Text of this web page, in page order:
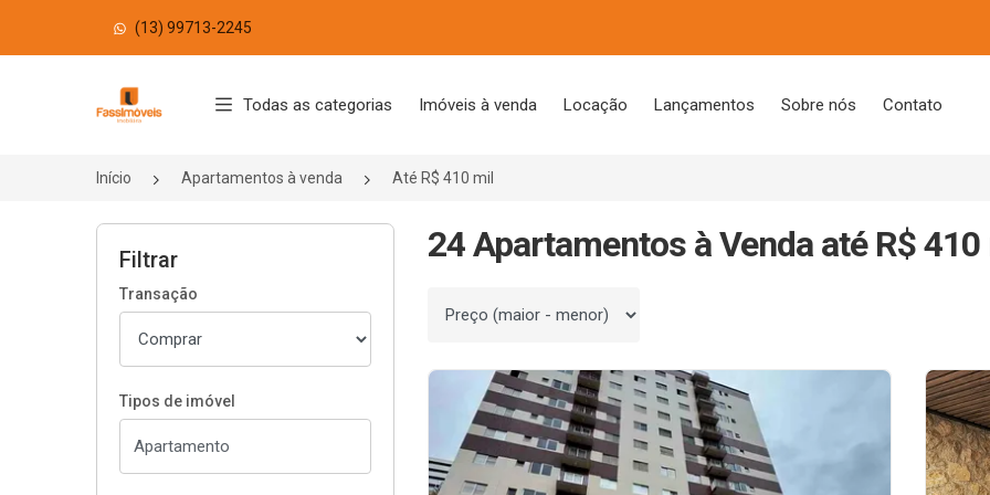
(13) 99713-2245
Página inicial
Todas as categorias Imóveis à venda Locação Lançamentos Sobre nós Contato
Início Apartamentos à venda Até R$ 410 mil
Filtrar
Transação
Tipos de imóvel
24 Apartamentos à Venda até R$
Ordenar por